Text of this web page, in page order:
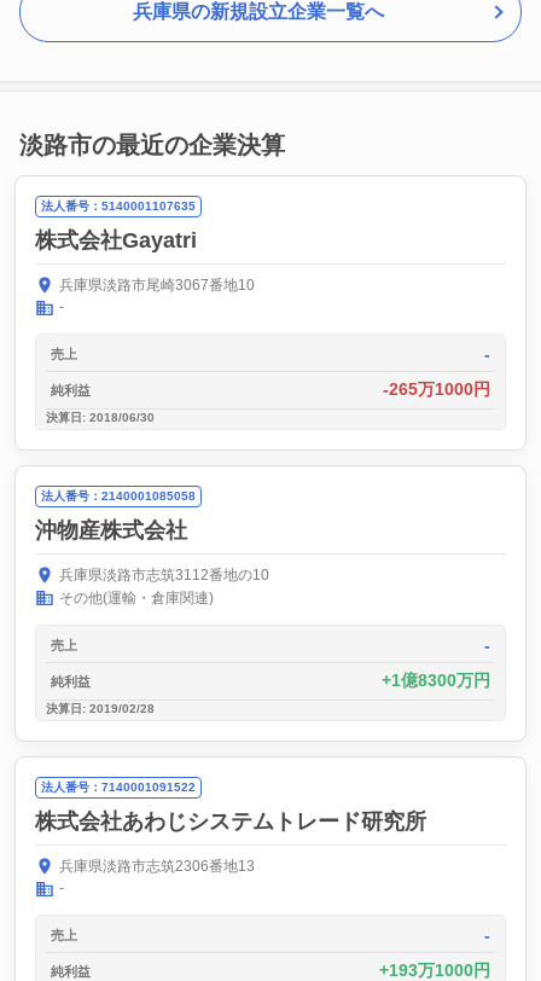
兵庫県の新規設立企業一覧へ
淡路市の最近の企業決算
法人番号：5140001107635
株式会社Gayatri
兵庫県淡路市尾崎3067番地10
-
売上 -
純利益 -265万1000円
決算日: 2018/06/30
法人番号：2140001085058
沖物産株式会社
兵庫県淡路市志筑3112番地の10
その他(運輸・倉庫関連)
売上 -
純利益 1億8300万円
決算日: 2019/02/28
法人番号：7140001091522
株式会社あわじシステムトレード研究所
兵庫県淡路市志筑2306番地13
-
売上 -
純利益 193万1000円